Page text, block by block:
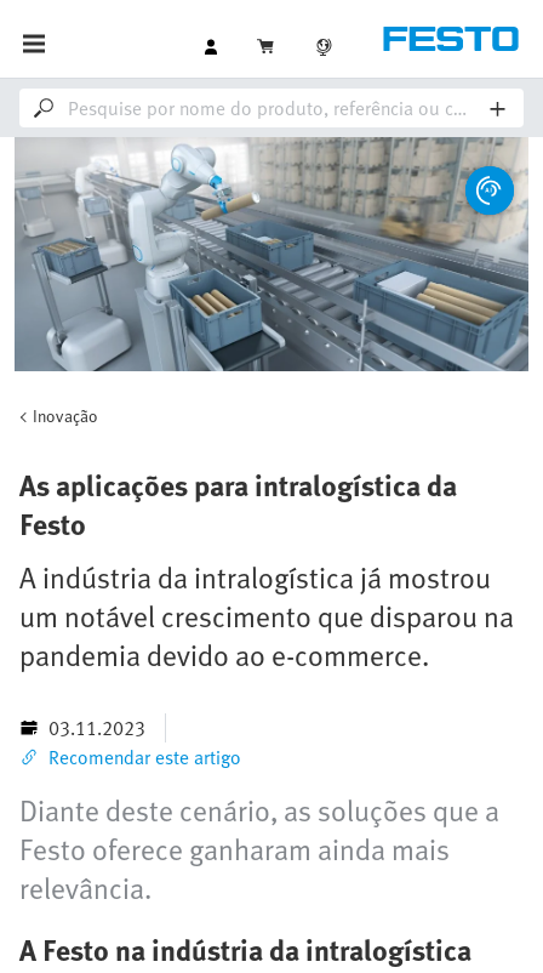
Inovação
As aplicações para intralogística da
Festo
A indústria da intralogística já mostrou
um notável crescimento que disparou na
pandemia devido ao e-commerce.
03.11.2023
Recomendar este artigo
Diante deste cenário, as soluções que a
Festo oferece ganharam ainda mais
relevância.
A Festo na indústria da intralogística